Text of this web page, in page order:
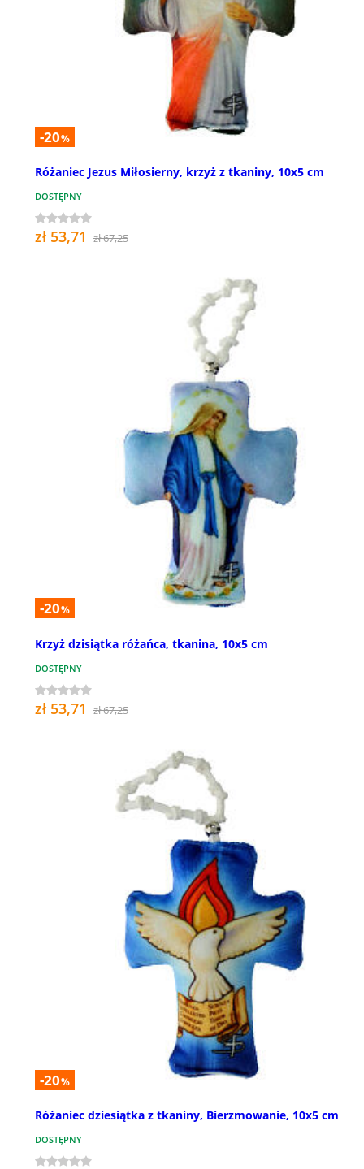
-20%
Różaniec Jezus Miłosierny, krzyż z tkaniny, 10x5 cm
DOSTĘPNY
zł 53,71 zł 67,25
-20%
Krzyż dzisiątka różańca, tkanina, 10x5 cm
DOSTĘPNY
zł 53,71 zł 67,25
-20%
Różaniec dziesiątka z tkaniny, Bierzmowanie, 10x5 cm
DOSTĘPNY